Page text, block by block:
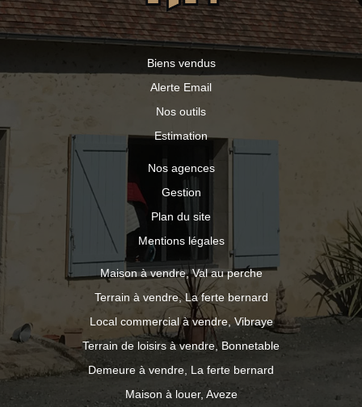
Biens vendus
Alerte Email
Nos outils
Estimation
Nos agences
Gestion
Plan du site
Mentions légales
Maison à vendre, Val au perche
Terrain à vendre, La ferte bernard
Local commercial à vendre, Vibraye
Terrain de loisirs à vendre, Bonnetable
Demeure à vendre, La ferte bernard
Maison à louer, Aveze